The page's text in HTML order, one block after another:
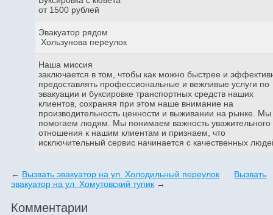
от 1500 рублей
Эвакуатор рядом
Хользунова переулок
Наша миссия
заключается в том, чтобы как можно быстрее и
предоставлять профессиональные и вежливые услуги по
эвакуации и буксировке транспортных средств наших
клиентов, сохраняя при этом наше внимание на
производительность ценности и выживании на рынке. Мы
помогаем людям. Мы понимаем важность уважительного
отношения к нашим клиентам и признаем, что
исключительный сервис начинается с качественных
← Вызвать эвакуатор на ул Холодильный переулок
Вызвать
эвакуатор на ул Хомутовский тупик →
Комментарии